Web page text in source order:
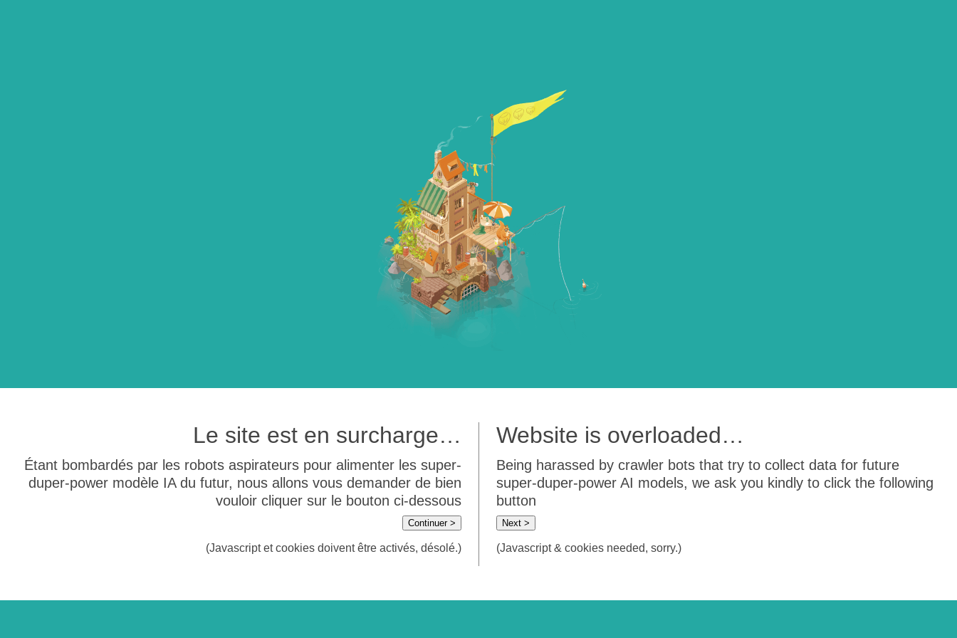
Le site est en surcharge…
Étant bombardés par les robots aspirateurs pour alimenter les super-
duper-power modèle IA du futur, nous allons vous demander de bien
vouloir cliquer sur le bouton ci-dessous
Continuer >
(Javascript et cookies doivent être activés, désolé.)
Website is overloaded…
Being harassed by crawler bots that try to collect data for future
super-duper-power AI models, we ask you kindly to click the following
button
Next >
(Javascript & cookies needed, sorry.)